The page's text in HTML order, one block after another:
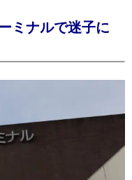
ミナルで迷子に